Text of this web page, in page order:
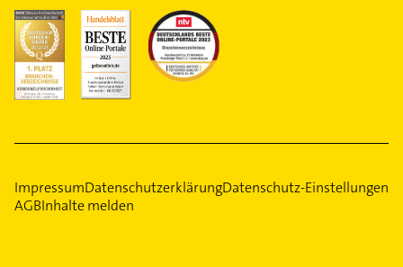
ImpressumDatenschutzerklärungDatenschutz-Einstellungen
AGBInhalte melden